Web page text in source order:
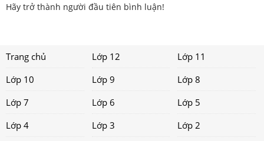
Hãy trở thành người đầu tiên bình luận!
Trang chủ Lớp 12
Lớp 11
Lớp 10
Lớp 9
Lớp 8
Lớp 7
Lớp 6
Lớp 5
Lớp 4
Lớp 3
Lớp 2